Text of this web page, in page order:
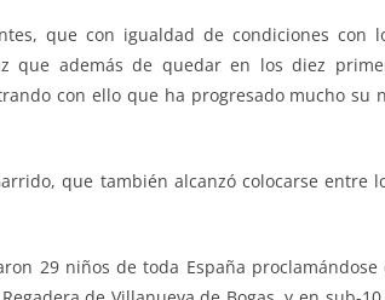
que con igualdad de condiciones
que además de quedar en los diez
con ello que ha progresado mucho
que también alcanzó colocarse
29 niños de toda España